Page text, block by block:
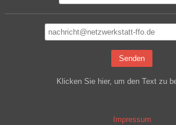
Senden
Klicken Sie hier, um den Text zu
Impressum